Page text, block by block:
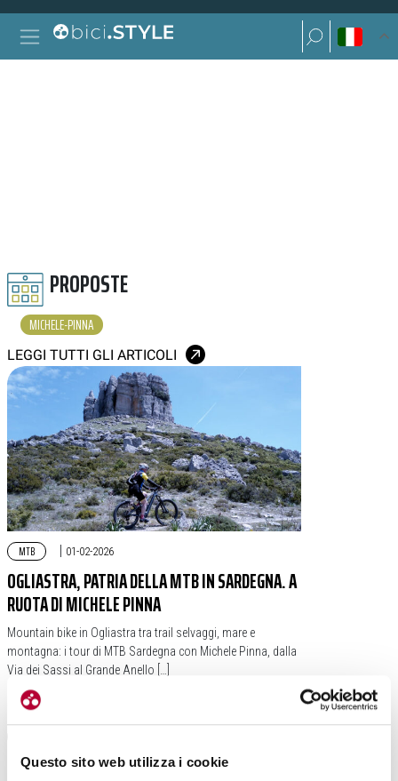
Questo sito web utilizza i cookie
Vai al contenuto
Navigazione principale
Ricerca per:
Ricerca per:
PROPOSTE
MICHELE-PINNA
LEGGI TUTTI GLI ARTICOLI
MTB | 01-02-2026
OGLIASTRA, PATRIA DELLA MTB IN SARDEGNA. A
RUOTA DI MICHELE PINNA
Mountain bike in Ogliastra tra trail selvaggi, mare e
montagna: i tour di MTB Sardegna con Michele Pinna, dalla
Via dei Sassi al Grande Anello […]
#SARDEGNA